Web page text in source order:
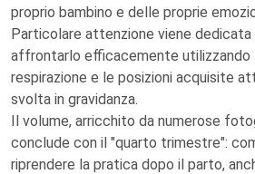
proprio bambino e delle proprie
Particolare attenzione viene dedicata
affrontarlo efficacemente utilizzando
respirazione e le posizioni acquisite
svolta in gravidanza.
Il volume, arricchito da numerose
conclude con il "quarto trimestre":
riprendere la pratica dopo il parto,